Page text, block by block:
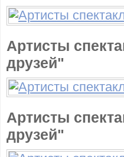
Артисты
друзей"
Артисты
друзей"